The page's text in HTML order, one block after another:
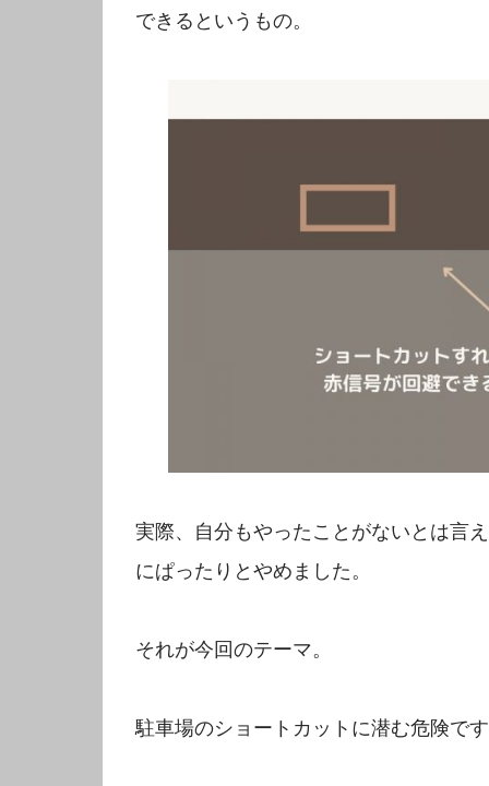
できるというもの。
実際、自分もやったことがないとは言
にぱったりとやめました。
それが今回のテーマ。
駐車場のショートカットに潜む危険で